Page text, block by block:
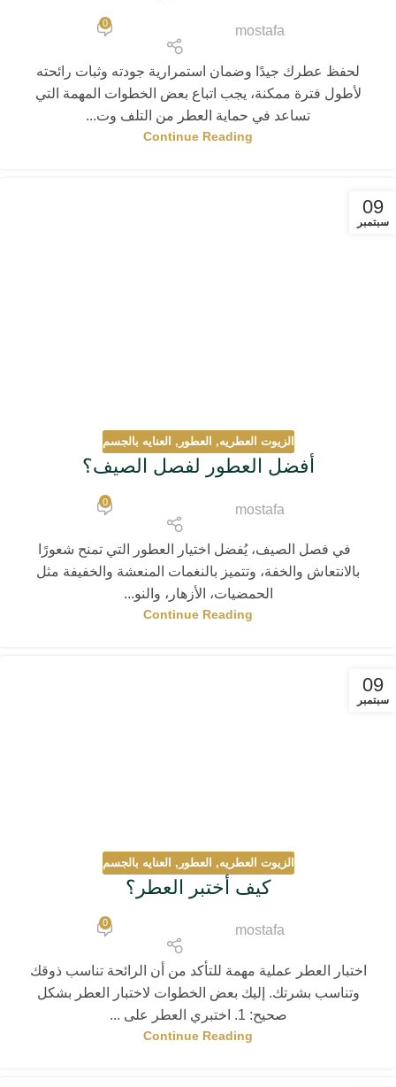
mostafa
0
لحفظ عطرك جيدًا وضمان استمرارية جودته وثبات رائحته
لأطول فترة ممكنة، يجب اتباع بعض الخطوات المهمة التي
تساعد في حماية العطر من التلف وت...
Continue Reading
09
سبتمبر
الزيوت العطريه, العطور , العنايه بالجسم
أفضل العطور لفصل الصيف؟
mostafa
0
في فصل الصيف، يُفضل اختيار العطور التي تمنح شعورًا
بالانتعاش والخفة، وتتميز بالنغمات المنعشة والخفيفة مثل
الحمضيات، الأزهار، والنو...
Continue Reading
09
سبتمبر
الزيوت العطريه, العطور , العنايه بالجسم
كيف أختبر العطر؟
mostafa
0
اختبار العطر عملية مهمة للتأكد من أن الرائحة تناسب ذوقك
وتناسب بشرتك. إليك بعض الخطوات لاختبار العطر بشكل
صحيح: 1. اختبري العطر على ...
Continue Reading